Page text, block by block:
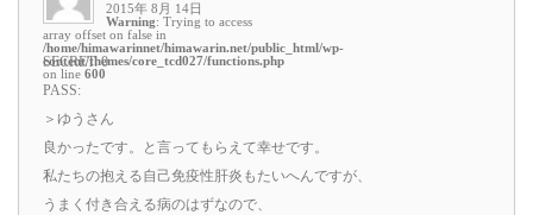
2015年 8月 14日
Warning: Trying to access
array offset on false in
/home/himawarinnet/himawarin.net/public_html/wp-
content/themes/core_tcd027/functions.php
on line 600
SECRET: 0
PASS:
＞ゆうさん
良かったです。と言ってもらえて幸せです。
私たちの抱える自己免疫性肝炎もたいへんですが、
うまく付き合える病のはずなので、